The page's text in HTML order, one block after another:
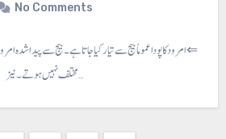
No Comments
کا بیج بونا ⇐ امرود کا پودا عموماًبیج سے تیار کیا جاتا ہے۔ بیج سے پیدا
مختلف نہیں ہوتے ۔ نیز…